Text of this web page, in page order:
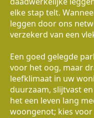
elke stap telt.
leggen door ons
verzekerd van een
Een goed gelegde
voor het oog, maar
leefklimaat in uw
duurzaam, slijtvast
het een leven lang
woongenot; kies